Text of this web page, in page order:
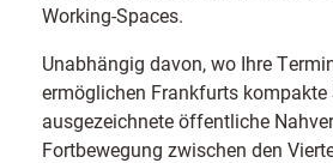
Working-Spaces.
Unabhängig davon, wo Ihre
ermöglichen Frankfurts kompakte
ausgezeichnete öffentliche
Fortbewegung zwischen den